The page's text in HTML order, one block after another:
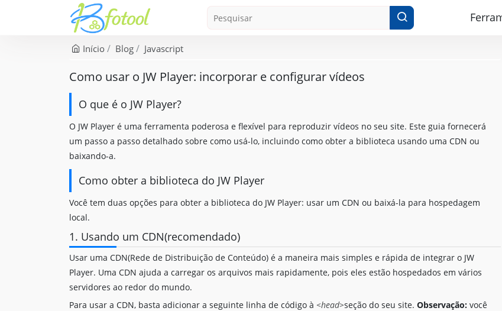
Início Blog Javascript
Como usar o JW Player: incorporar e configurar vídeos
O que é o JW Player?
O JW Player é uma ferramenta poderosa e flexível para reproduzir vídeos no seu site. Este guia fornecerá
um passo a passo detalhado sobre como usá-lo, incluindo como obter a biblioteca usando uma CDN ou
baixando-a.
Como obter a biblioteca do JW Player
Você tem duas opções para obter a biblioteca do JW Player: usar um CDN ou baixá-la para hospedagem
local.
1. Usando um CDN(recomendado)
Usar uma CDN(Rede de Distribuição de Conteúdo) é a maneira mais simples e rápida de integrar o JW
Player. Uma CDN ajuda a carregar os arquivos mais rapidamente, pois eles estão hospedados em vários
servidores ao redor do mundo.
Para usar a CDN, basta adicionar a seguinte linha de código à <head>seção do seu site. Observação: você